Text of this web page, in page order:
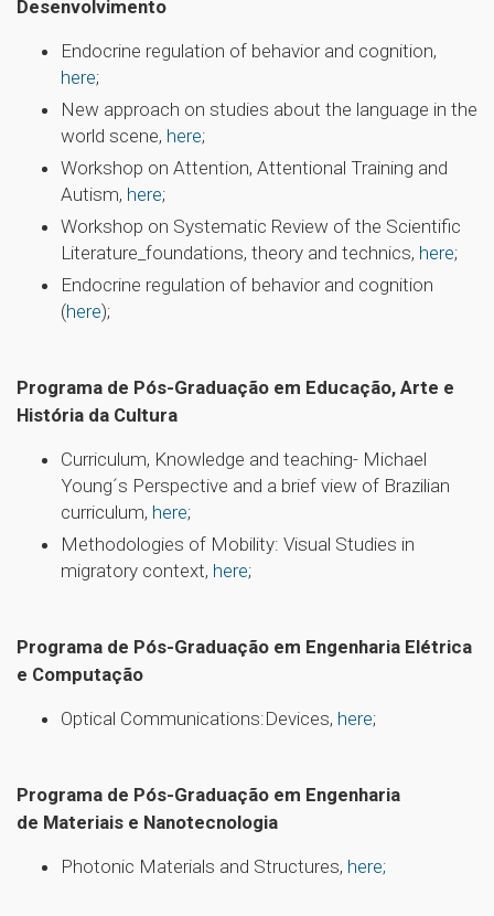
Desenvolvimento
Endocrine regulation of behavior and cognition,
here;
New approach on studies about the language in the
world scene, here;
Workshop on Attention, Attentional Training and
Autism, here;
Workshop on Systematic Review of the Scientific
Literature_foundations, theory and technics, here;
Endocrine regulation of behavior and cognition
(here);
Programa de Pós-Graduação em Educação, Arte e
História da Cultura
Curriculum, Knowledge and teaching- Michael
Young´s Perspective and a brief view of Brazilian
curriculum, here;
Methodologies of Mobility: Visual Studies in
migratory context, here;
Programa de Pós-Graduação em Engenharia Elétrica
e Computação
Optical Communications:Devices, here;
Programa de Pós-Graduação em Engenharia
de Materiais e Nanotecnologia
Photonic Materials and Structures, here;